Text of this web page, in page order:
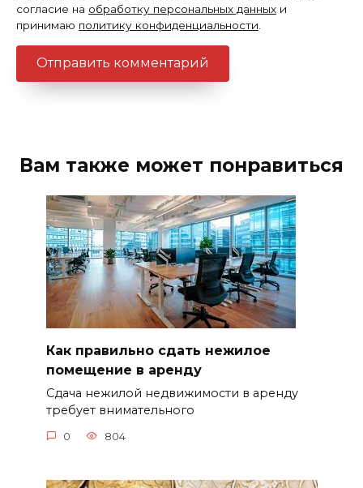
согласие на обработку персональных данных и
принимаю политику конфиденциальности
Вам также может понравиться
Как правильно сдать нежилое
помещение в аренду
Сдача нежилой недвижимости в аренду
требует внимательного
0 804